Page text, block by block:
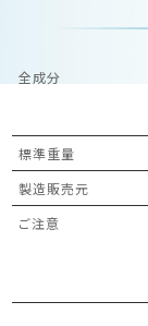
全成分
標準重量
製造販売元
ご注意